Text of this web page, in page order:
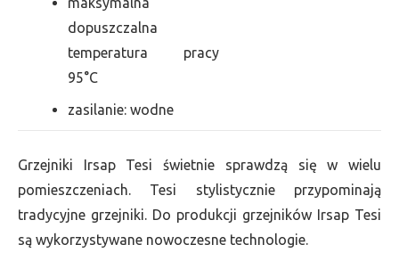
dopuszczalna
temperatura pracy
95°C
zasilanie: wodne
Grzejniki Irsap Tesi świetnie sprawdzą się w wielu
pomieszczeniach. Tesi stylistycznie przypominają
tradycyjne grzejniki. Do produkcji grzejników Irsap Tesi
są wykorzystywane nowoczesne technologie.